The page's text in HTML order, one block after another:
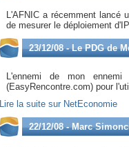
L'AFNIC a récemment lancé
de mesurer le déploiement
23/12/08 - Le PDG de
L'ennemi de mon
(EasyRencontre.com) pour
Lire la suite sur NetEconomie
22/12/08 - Marc